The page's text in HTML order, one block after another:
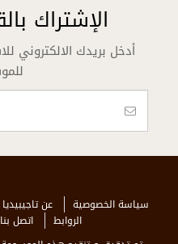
الإشتراك
أدخل بريدك الالكتروني
سياسة الخصوصية عن تاجيبيديا
الروابط
اتصل بنا